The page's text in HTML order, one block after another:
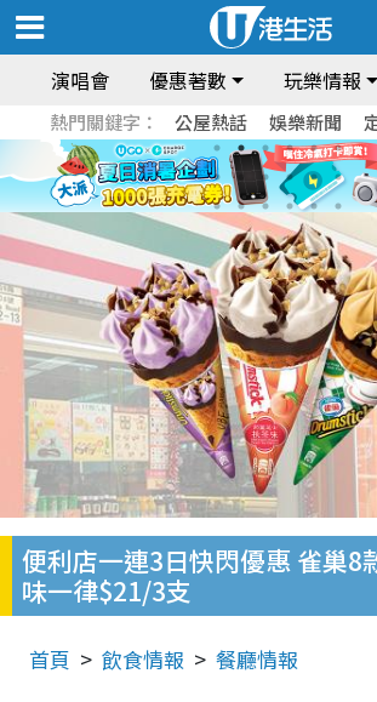
演唱會 優惠著數 玩樂情報
熱門關鍵字： 公屋熱話 娛樂新聞
便利店一連3日快閃優惠 雀巢8
味一律$21/3支
首頁 飲食情報 餐廳情報